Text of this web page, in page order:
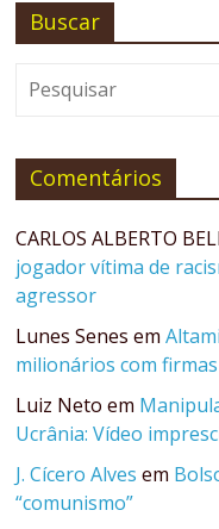
Buscar
Comentários
CARLOS ALBERTO
jogador vítima de
agressor
Lunes Senes em
milionários com
Luiz Neto em
Ucrânia: Vídeo
J. Cícero Alves em
“comunismo”